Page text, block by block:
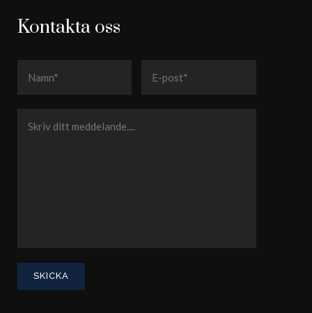
Kontakta oss